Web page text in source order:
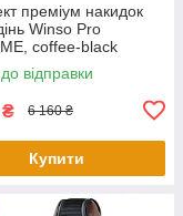
преміум накидок
Winso Pro
coffee-black
відправки
₴ 6 160 ₴
Купити